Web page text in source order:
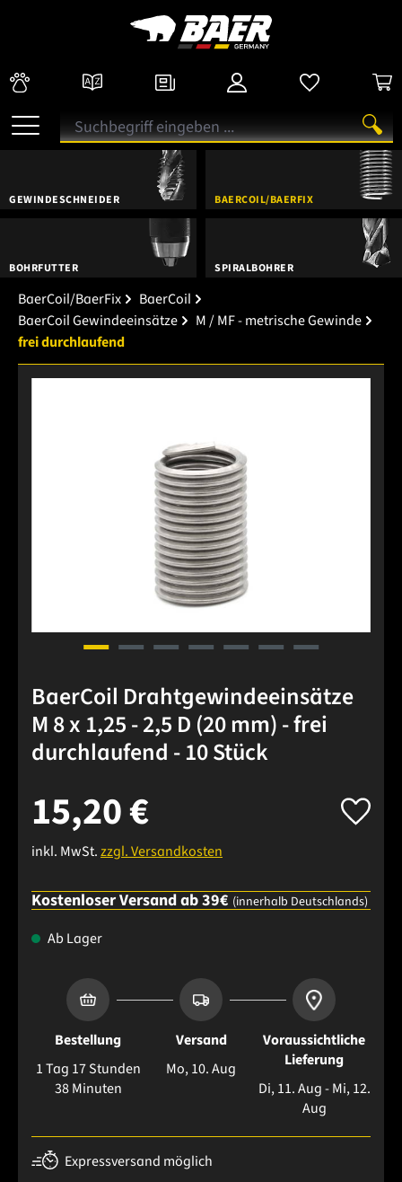
GEWINDESCHNEIDER BAERCOIL/BAERFIX
BOHRFUTTER SPIRALBOHRER
BaerCoil/BaerFix
BaerCoil
BaerCoil Gewindeeinsätze
M / MF - metrische Gewinde
frei durchlaufend
BaerCoil Drahtgewindeeinsätze
M 8 x 1,25 - 2,5 D (20 mm) - frei
durchlaufend - 10 Stück
15,20 €
inkl. MwSt.zzgl. Versandkosten
Kostenloser Versand ab 39€ (innerhalb Deutschlands)
Ab Lager
Bestellung
1 Tag 17 Stunden
38 Minuten
Versand
Mo, 10. Aug
Voraussichtliche
Lieferung
Di, 11. Aug - Mi, 12.
Aug
Expressversand möglich